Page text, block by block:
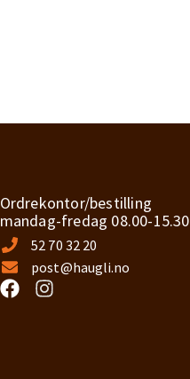
Ordrekontor/bestilling
mandag-fredag 08.00-15.30
52 70 32 20
post@haugli.no